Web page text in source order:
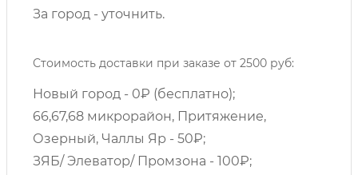
За город - уточнить.
Стоимость доставки при заказе от 2500 руб:
Новый город - 0₽ (бесплатно);
66,67,68 микрорайон, Притяжение,
Озерный, Чаллы Яр - 50₽;
ЗЯБ/ Элеватор/ Промзона - 100₽;